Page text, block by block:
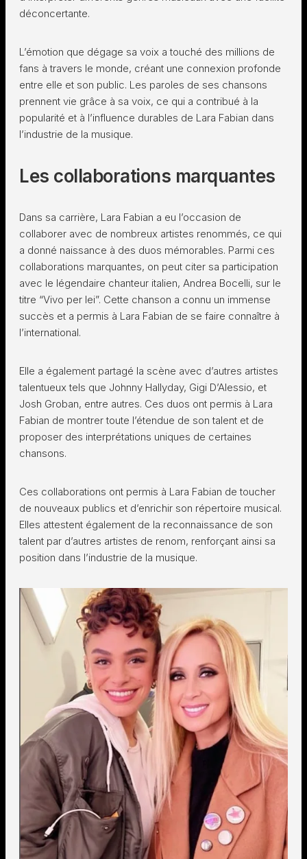
déconcertante.
L’émotion que dégage sa voix a touché des millions de
fans à travers le monde, créant une connexion profonde
entre elle et son public. Les paroles de ses chansons
prennent vie grâce à sa voix, ce qui a contribué à la
popularité et à l’influence durables de Lara Fabian dans
l’industrie de la musique.
Les collaborations marquantes
Dans sa carrière, Lara Fabian a eu l’occasion de
collaborer avec de nombreux artistes renommés, ce qui
a donné naissance à des duos mémorables. Parmi ces
collaborations marquantes, on peut citer sa participation
avec le légendaire chanteur italien, Andrea Bocelli, sur le
titre “Vivo per lei”. Cette chanson a connu un immense
succès et a permis à Lara Fabian de se faire connaître à
l’international.
Elle a également partagé la scène avec d’autres artistes
talentueux tels que Johnny Hallyday, Gigi D’Alessio, et
Josh Groban, entre autres. Ces duos ont permis à Lara
Fabian de montrer toute l’étendue de son talent et de
proposer des interprétations uniques de certaines
chansons.
Ces collaborations ont permis à Lara Fabian de toucher
de nouveaux publics et d’enrichir son répertoire musical.
Elles attestent également de la reconnaissance de son
talent par d’autres artistes de renom, renforçant ainsi sa
position dans l’industrie de la musique.